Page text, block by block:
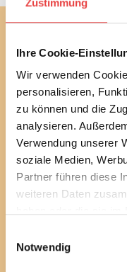
Ihre Cookie-
Wir verwenden
personalisieren,
zu können und die
analysieren.
Verwendung unserer
soziale Medien,
Partner führen diese
weiteren Daten
Notwendig
kostenlosen
Mit unserem
bautechnischen
Verbraucherthemen
Erfahren Sie
Entwicklungen des
Sie können diesen
abbestellen.
Ich habe die